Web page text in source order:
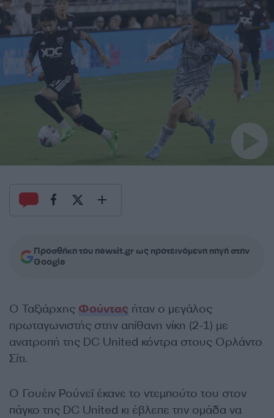
Προσθήκη του newsit.gr ως προτεινόμενη πηγή στην
Google
Ο Ταξιάρχης Φούντας ήταν ο μεγάλος
πρωταγωνιστής στην απίθανη νίκη (2-1) με
ανατροπή της DC United κόντρα στους Ορλάντο
Σίτι.
Ο Γουέιν Ρούνεϊ έκανε το ντεμπούτο του στον
πάγκο της DC United κι έβλεπε την ομάδα να